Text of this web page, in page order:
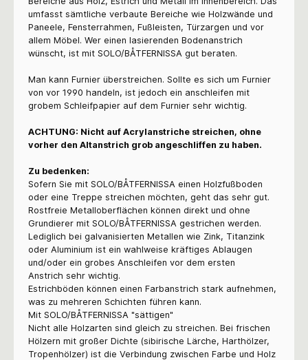
umfasst sämtliche verbaute Bereiche wie Holzwände und
Paneele, Fensterrahmen, Fußleisten, Türzargen und vor
allem Möbel. Wer einen lasierenden Bodenanstrich
wünscht, ist mit SOLO/BÅTFERNISSA gut beraten.
Man kann Furnier überstreichen. Sollte es sich um Furnier
von vor 1990 handeln, ist jedoch ein anschleifen mit
grobem Schleifpapier auf dem Furnier sehr wichtig.
ACHTUNG: Nicht auf Acrylanstriche streichen, ohne
vorher den Altanstrich grob angeschliffen zu haben.
Zu bedenken:
Sofern Sie mit SOLO/BÅTFERNISSA einen Holzfußboden
oder eine Treppe streichen möchten, geht das sehr gut.
Rostfreie Metalloberflächen können direkt und ohne
Grundierer mit SOLO/BÅTFERNISSA gestrichen werden.
Lediglich bei galvanisierten Metallen wie Zink, Titanzink
oder Aluminium ist ein wahlweise kräftiges Ablaugen
und/oder ein grobes Anschleifen vor dem ersten
Anstrich sehr wichtig.
Estrichböden können einen Farbanstrich stark aufnehmen,
was zu mehreren Schichten führen kann.
Mit SOLO/BÅTFERNISSA "sättigen"
Nicht alle Holzarten sind gleich zu streichen. Bei frischen
Hölzern mit großer Dichte (sibirische Lärche, Harthölzer,
Tropenhölzer) ist die Verbindung zwischen Farbe und Holz